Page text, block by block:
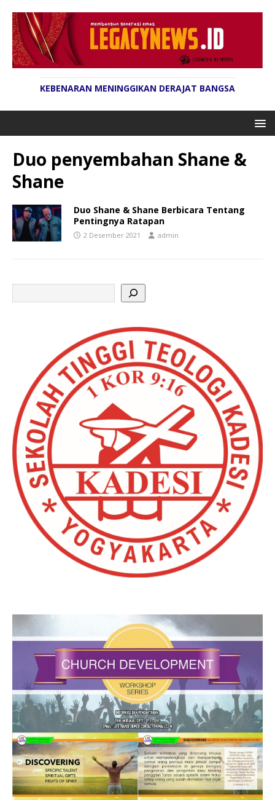
KEBENARAN MENINGGIKAN DERAJAT BANGSA
Duo penyembahan Shane &
Shane
Duo Shane & Shane Berbicara Tentang
Pentingnya Ratapan
2 Desember 2021 admin